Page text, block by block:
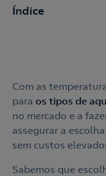
Com as
para os tipos de
no mercado e a
assegurar a
sem custos
Sabemos que
Índice